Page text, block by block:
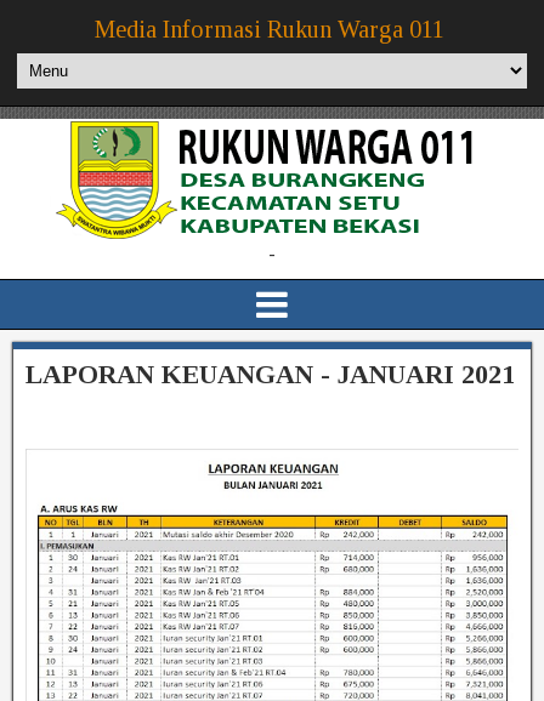
Media Informasi Rukun Warga 011
-
LAPORAN KEUANGAN - JANUARI 2021